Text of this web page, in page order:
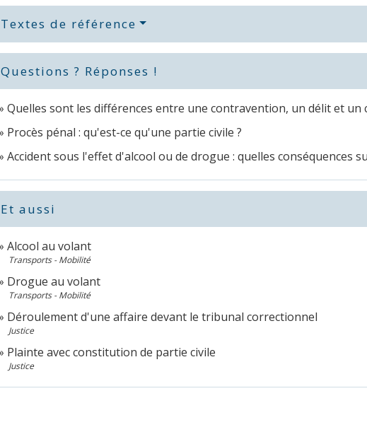
Textes de référence
Questions ? Réponses !
Quelles sont les différences entre une contravention, un délit et un
Procès pénal : qu'est-ce qu'une partie civile ?
Accident sous l'effet d'alcool ou de drogue : quelles conséquences
Et aussi
Alcool au volant
Transports - Mobilité
Drogue au volant
Transports - Mobilité
Déroulement d'une affaire devant le tribunal correctionnel
Justice
Plainte avec constitution de partie civile
Justice